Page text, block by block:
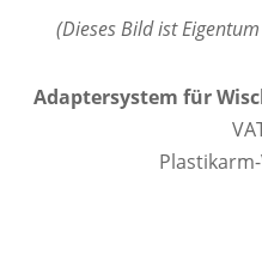
(Dieses Bild ist
Adaptersystem für